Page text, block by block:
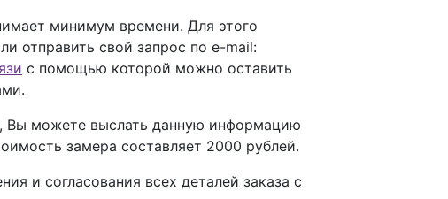
минимум времени. Для этого
отправить свой запрос по e-mail:
с помощью которой можно оставить
Вы можете выслать данную информацию
замера составляет 2000 рублей.
и согласования всех деталей заказа с